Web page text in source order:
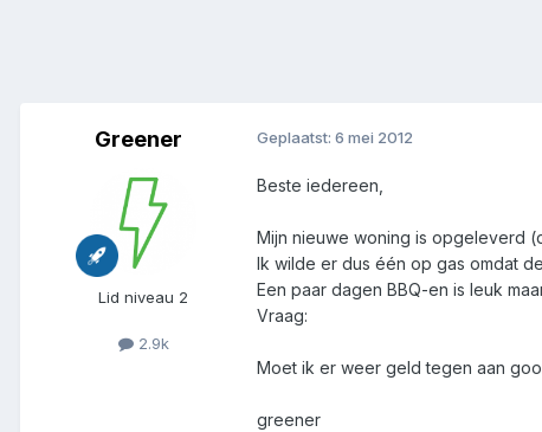
Greener
Lid niveau 2
2.9k
Geplaatst: 6 mei 2012
Beste iedereen,
Mijn nieuwe woning is opgeleverd
Ik wilde er dus één op gas omdat
Een paar dagen BBQ-en is leuk
Vraag:
Moet ik er weer geld tegen aan
greener